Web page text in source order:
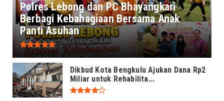
Polres Lebong dan PC Bhayangkari
Berbagi Kebahagiaan Bersama Anak
Panti Asuhan
Dikbud Kota Bengkulu Ajukan Dana Rp2
Miliar untuk Rehabilita...